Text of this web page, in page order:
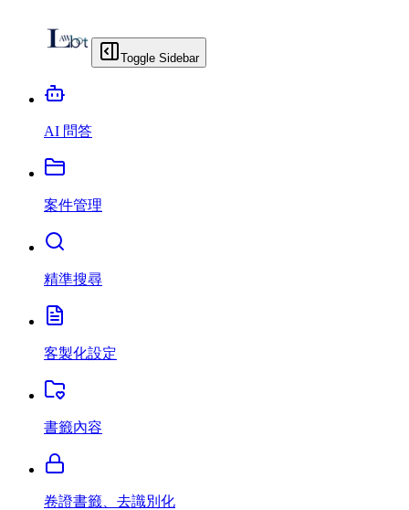
Toggle Sidebar
AI 問答
案件管理
精準搜尋
客製化設定
書籤內容
卷證書籤、去識別化